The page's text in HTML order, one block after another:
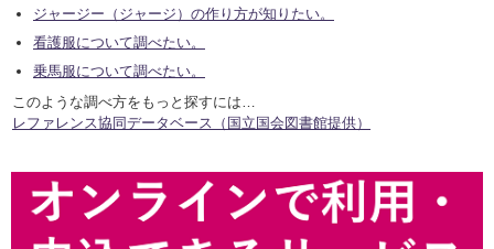
ジャージー（ジャージ）の作り方が知りたい。
看護服について調べたい。
乗馬服について調べたい。
このような調べ方をもっと探すには…
レファレンス協同データベース（国立国会図書館提供）